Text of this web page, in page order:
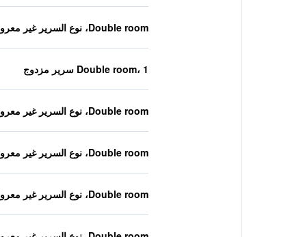
Double room، نوع السرير غير معروف
Double room، 1 سرير مزدوج
Double room، نوع السرير غير معروف
Double room، نوع السرير غير معروف
Double room، نوع السرير غير معروف